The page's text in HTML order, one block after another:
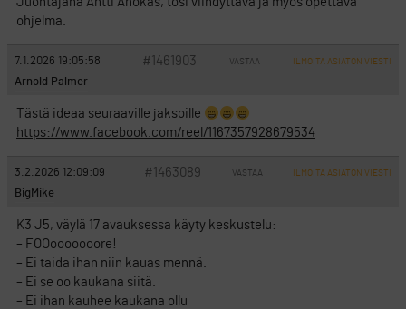
ohjelma.
7.1.2026 19:05:58 #1461903 VASTAA ILMOITA ASIATON VIESTI
Arnold Palmer
Tästä ideaa seuraaville jaksoille
https://www.facebook.com/reel/1167357928679534
3.2.2026 12:09:09 #1463089 VASTAA ILMOITA ASIATON VIESTI
BigMike
K3 J5, väylä 17 avauksessa käyty keskustelu:
– FOOooooooore!
– Ei taida ihan niin kauas mennä.
– Ei se oo kaukana siitä.
– Ei ihan kauhee kaukana ollu